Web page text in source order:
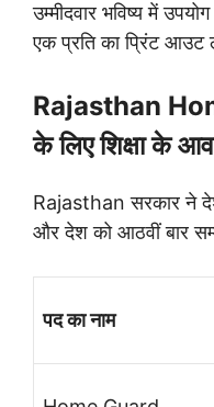
उम्मीदवार भविष्य में
एक प्रति का प्रिंट
Rajasthan
के लिए शिक्षा के
Rajasthan सरकार ने
और देश को आठवीं बार
पद का नाम